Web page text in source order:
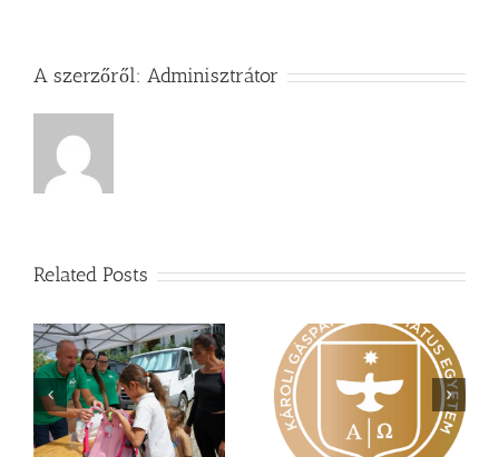
A szerzőről: Adminisztrátor
Related Posts
Nagy érdeklődés övezi
a Károli képzéseit
Vasárnapi üzenet –
Zsoltárok 149